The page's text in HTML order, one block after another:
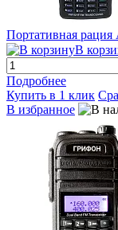
Портативная
В
Подробнее
Купить в 1 клик
В избранное